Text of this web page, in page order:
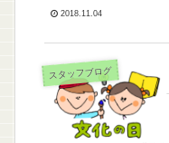
2018.11.04
スタッフブログ